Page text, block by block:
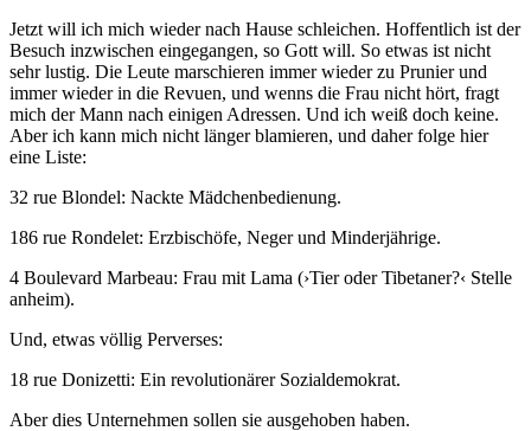
Jetzt will ich mich wieder nach Hause schleichen. Hoffentlich ist der
Besuch inzwischen eingegangen, so Gott will. So etwas ist nicht
sehr lustig. Die Leute marschieren immer wieder zu Prunier und
immer wieder in die Revuen, und wenns die Frau nicht hört, fragt
mich der Mann nach einigen Adressen. Und ich weiß doch keine.
Aber ich kann mich nicht länger blamieren, und daher folge hier
eine Liste:
32 rue Blondel: Nackte Mädchenbedienung.
186 rue Rondelet: Erzbischöfe, Neger und Minderjährige.
4 Boulevard Marbeau: Frau mit Lama (›Tier oder Tibetaner?‹ Stelle
anheim).
Und, etwas völlig Perverses:
18 rue Donizetti: Ein revolutionärer Sozialdemokrat.
Aber dies Unternehmen sollen sie ausgehoben haben.